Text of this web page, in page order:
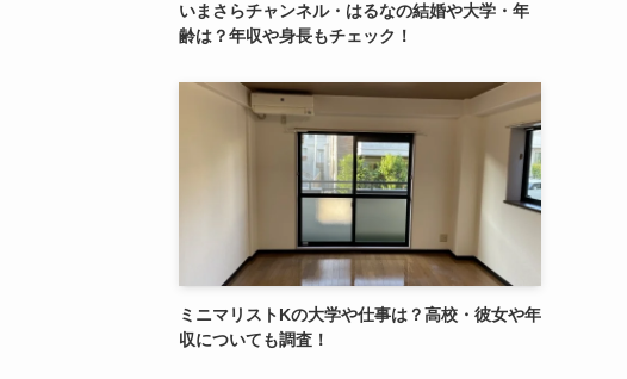
いまさらチャンネル・はるなの結婚や大学・年
齢は？年収や身長もチェック！
ミニマリストKの大学や仕事は？高校・彼女や年
収についても調査！